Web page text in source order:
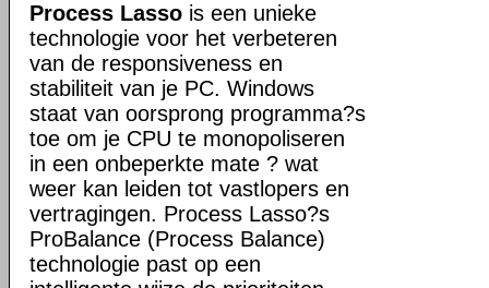
Process Lasso is een unieke
technologie voor het verbeteren
van de responsiveness en
stabiliteit van je PC. Windows
staat van oorsprong programma?s
toe om je CPU te monopoliseren
in een onbeperkte mate ? wat
weer kan leiden tot vastlopers en
vertragingen. Process Lasso?s
ProBalance (Process Balance)
technologie past op een